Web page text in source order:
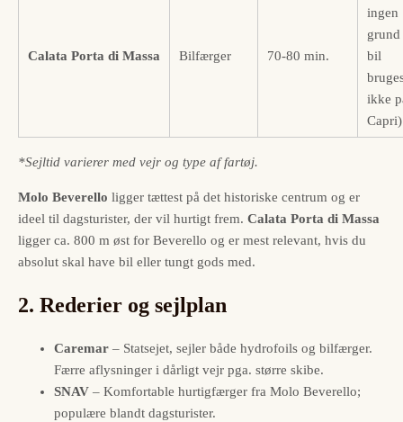
Calata Porta di Massa Bilfærger 70-80 min.
ingen
grund
bil
ikke
Capri)
*Sejltid varierer med vejr og type af fartøj.
Molo Beverello ligger tættest på det historiske centrum og er
ideel til dagsturister, der vil hurtigt frem. Calata Porta di Massa
ligger ca. 800 m øst for Beverello og er mest relevant, hvis du
absolut skal have bil eller tungt gods med.
2. Rederier og sejlplan
Caremar – Statsejet, sejler både hydrofoils og bilfærger.
Færre aflysninger i dårligt vejr pga. større skibe.
SNAV – Komfortable hurtigfærger fra Molo Beverello;
populære blandt dagsturister.